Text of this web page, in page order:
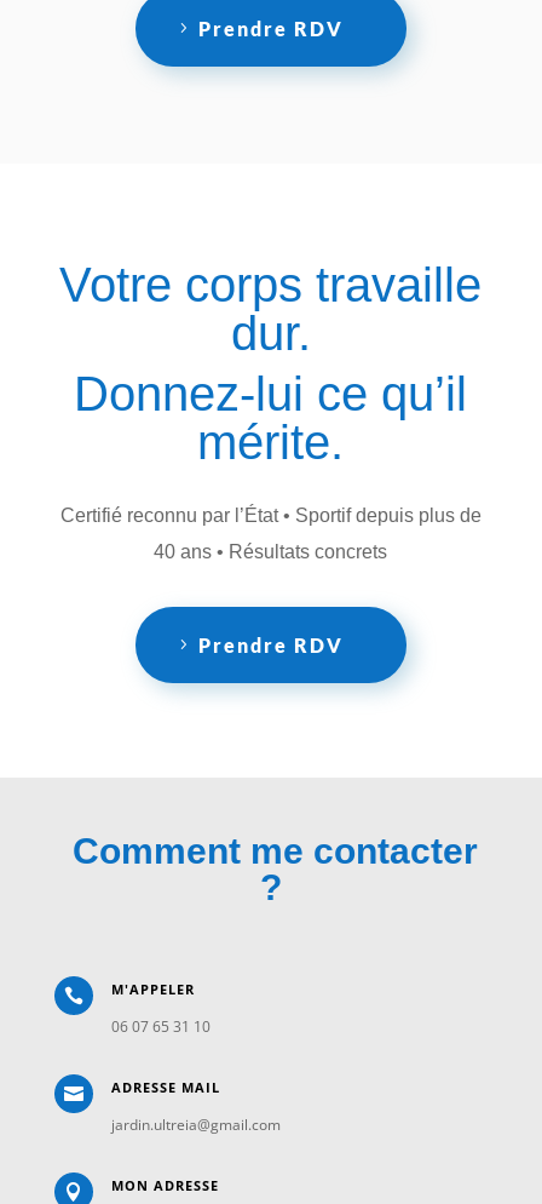
Prendre RDV
Votre corps travaille
dur.
Donnez-lui ce qu’il
mérite.
Certifié reconnu par l’État • Sportif depuis plus de
40 ans • Résultats concrets
Prendre RDV
Comment me contacter
?
 M'APPELER
06 07 65 31 10
 ADRESSE MAIL
jardin.ultreia@gmail.com
 MON ADRESSE